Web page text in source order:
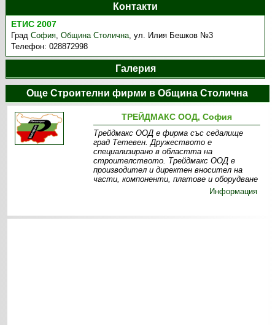
Контакти
ЕТИС 2007
ГрадСофия,Община Столична,ул. Илия Бешков №3
Телефон:028872998
Галерия
Още Строителни фирми в Община Столична
ТРЕЙДМАКС ООД, София
Трейдмакс ООД е фирма със седалище
град Тетевен. Дружеството е
специализирано в областта на
строителството. Трейдмакс ООД е
производител и директен вносител на
части, компоненти, платове и оборудване
Информация